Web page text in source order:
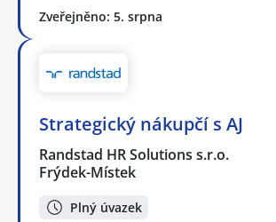
Zveřejněno: 5. srpna
Strategický nákupčí s AJ
Randstad HR Solutions s.r.o.
Frýdek-Místek
Plný úvazek